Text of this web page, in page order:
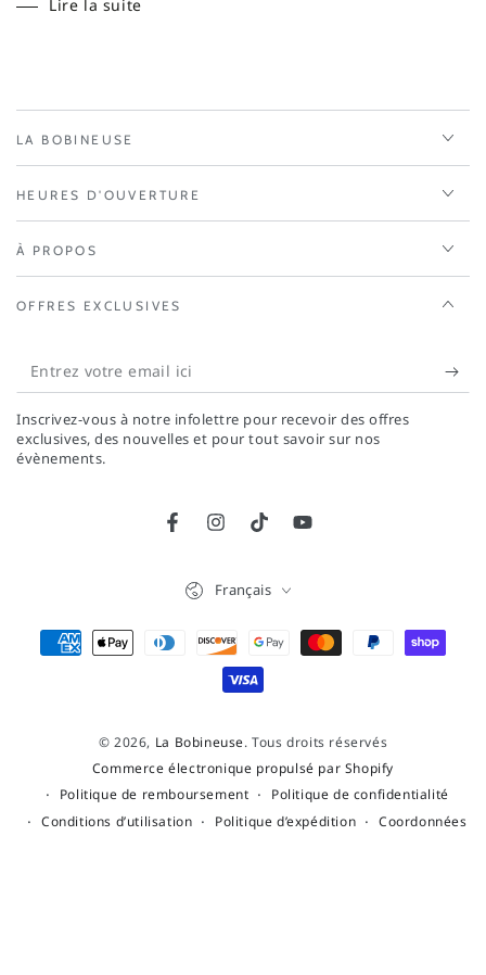
Lire la suite
LA BOBINEUSE
HEURES D'OUVERTURE
À PROPOS
OFFRES EXCLUSIVES
Entrez
votre
email
ici
Inscrivez-vous à notre infolettre pour recevoir des offres
exclusives, des nouvelles et pour tout savoir sur nos
évènements.
FacebookInstagram
TikTokYouTube
© 2026, La Bobineuse. Tous droits réservés
Commerce électronique propulsé par Shopify
Politique de remboursement
Politique de confidentialité
Conditions d’utilisation
Politique d’expédition Coordonnées
Français
Modes